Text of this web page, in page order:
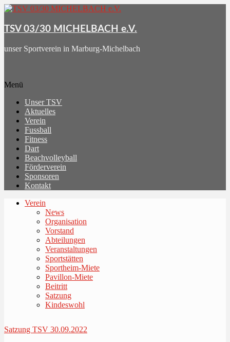
Skip
content
TSV 03/30 MICHELBACH e.V.
unser Sportverein in Marburg-Michelbach
Menü
Unser TSV
Aktuelles
Verein
Fussball
Fitness
Dart
Beachvolleyball
Förderverein
Sponsoren
Kontakt
Verein
News
Organisation
Vorstand
Abteilungen
Veranstaltungen
Sportstätten
Sportheim-Miete
Pavillon-Miete
Beitritt
Satzung
Kindeswohl
Satzung TSV 30.09.2022